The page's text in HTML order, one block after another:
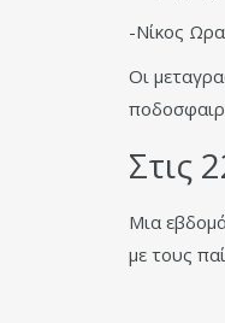
-Νίκος
Οι
Στις
Μια
με τους